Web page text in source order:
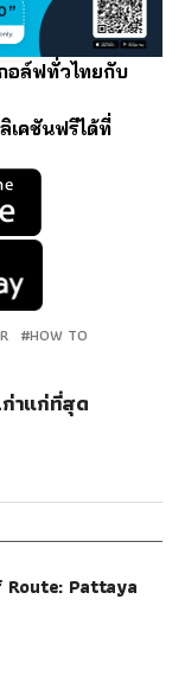
อล์ฟทั่วไทยกับ
เคชันฟรีได้ที่
HOW TO
ก่าแก่ที่สุด
Route: Pattaya